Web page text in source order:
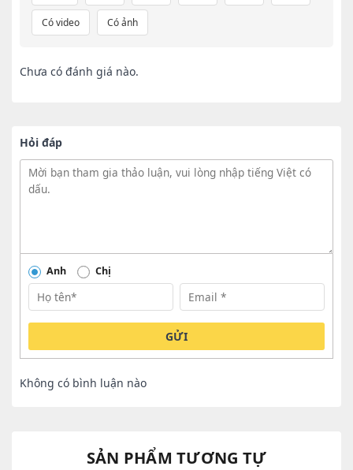
Có video Có ảnh
Chưa có đánh giá nào.
Hỏi đáp
Anh Chị
GỬI
Không có bình luận nào
SẢN PHẨM TƯƠNG TỰ